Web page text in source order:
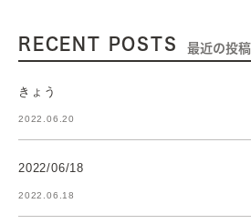
RECENT POSTS 最近の投稿
きょう
2022.06.20
2022/06/18
2022.06.18